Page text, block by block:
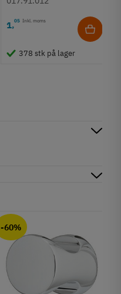
1,05 Inkl. moms
378 stk på lager
-60%